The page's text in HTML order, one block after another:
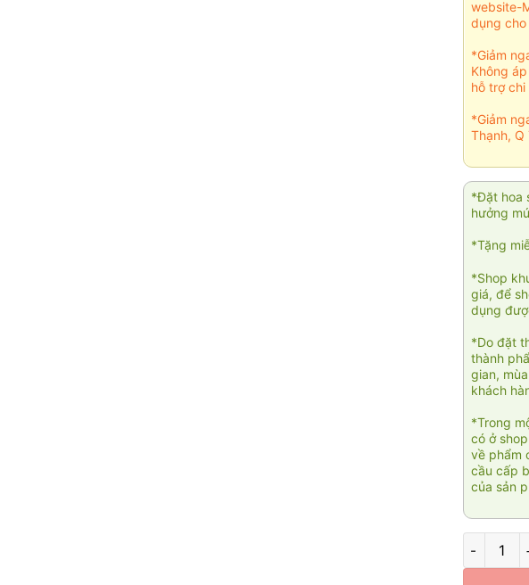
website-
dụng cho
*Giảm
Không
hỗ trợ chi
*Giảm
Thạnh, Q
*Đặt hoa
hưởng
*Tặng
*Shop
giá, để
dụng
*Do đặt
thành
gian,
khách
*Trong
có ở
về phẩm
cầu cấp
của sản
Bình